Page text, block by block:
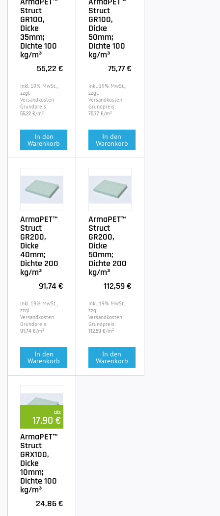
Struct
GR100,
Dicke
35mm;
Dichte 100
kg/m³
55,22 €
Inkl. 19% MwSt.,
zzgl.
Versandkosten
Grundpreis:
55,22 €/m²
In den
Warenkorb
Struct
GR100,
Dicke
50mm;
Dichte 100
kg/m³
75,77 €
Inkl. 19% MwSt.,
zzgl.
Versandkosten
Grundpreis:
75,77 €/m²
In den
Warenkorb
ArmaPET™
Struct
GR200,
Dicke
40mm;
Dichte 200
kg/m³
91,74 €
Inkl. 19% MwSt.,
zzgl.
Versandkosten
Grundpreis:
91,74 €/m²
In den
Warenkorb
ArmaPET™
Struct
GR200,
Dicke
50mm;
Dichte 200
kg/m³
112,59 €
Inkl. 19% MwSt.,
zzgl.
Versandkosten
Grundpreis:
112,59 €/m²
In den
Warenkorb
ab:
17,90 €
ArmaPET™
Struct
GRX100,
Dicke
10mm;
Dichte 100
kg/m³
24,86 €